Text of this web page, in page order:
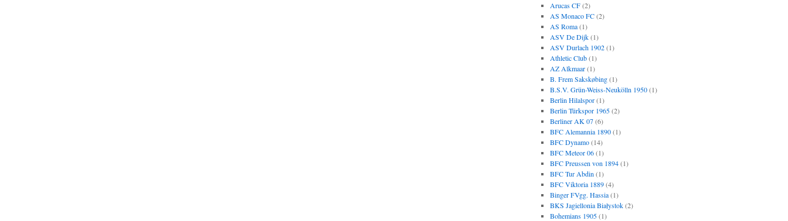
Arucas CF(2)
AS Monaco FC(2)
AS Roma(1)
ASV De Dijk(1)
ASV Durlach 1902(1)
Athletic Club(1)
AZ Alkmaar(1)
B. Frem Sakskøbing(1)
B.S.V. Grün-Weiss-Neukölln 1950(1)
Berlin Hilalspor(1)
Berlin Türkspor 1965(2)
Berliner AK 07(6)
BFC Alemannia 1890(1)
BFC Dynamo(14)
BFC Meteor 06(1)
BFC Preussen von 1894(1)
BFC Tur Abdin (1)
BFC Viktoria 1889(4)
Binger FVgg. Hassia(1)
BKS Jagiellonia Białystok(2)
Bohemians 1905(1)